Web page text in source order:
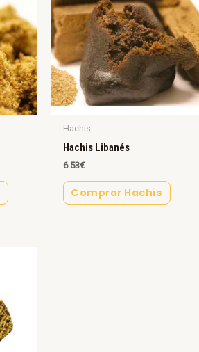
Hachis
Hachis Libanés
6.53€
Comprar Hachis